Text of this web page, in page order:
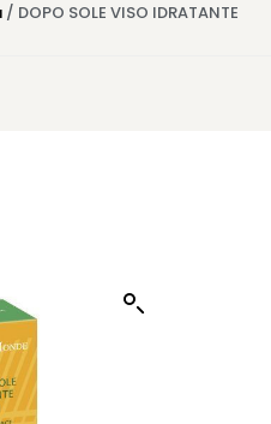
/ DOPO SOLE VISO IDRATANTE